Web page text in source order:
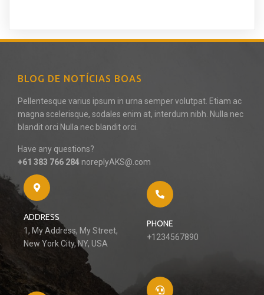
BLOG DE NOTÍCIAS BOAS
Pellentesque varius ipsum in urna semper volutpat. Etiam ac
magna scelerisque, sodales enim at, interdum nibh. Nulla nec
blandit orci Nulla nec blandit orci.
Have any questions?
+61 383 766 284 noreplyAKS@.com
ADDRESS
1, My Address, My Street,
New York City, NY, USA
PHONE
+1234567890